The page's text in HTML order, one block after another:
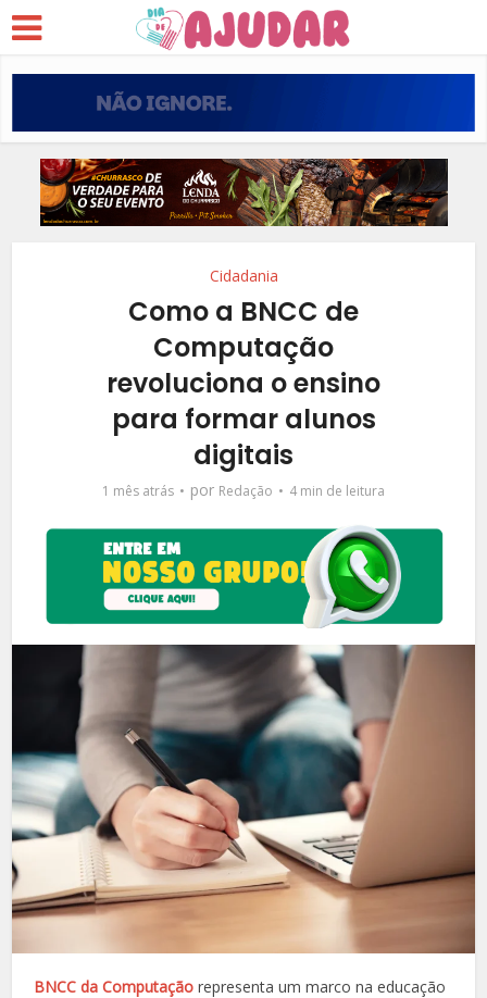
Cidadania
Como a BNCC de
Computação
revoluciona o ensino
para formar alunos
digitais
1 mês atrás por Redação 4 min de leitura
BNCC da Computação representa um marco na educação